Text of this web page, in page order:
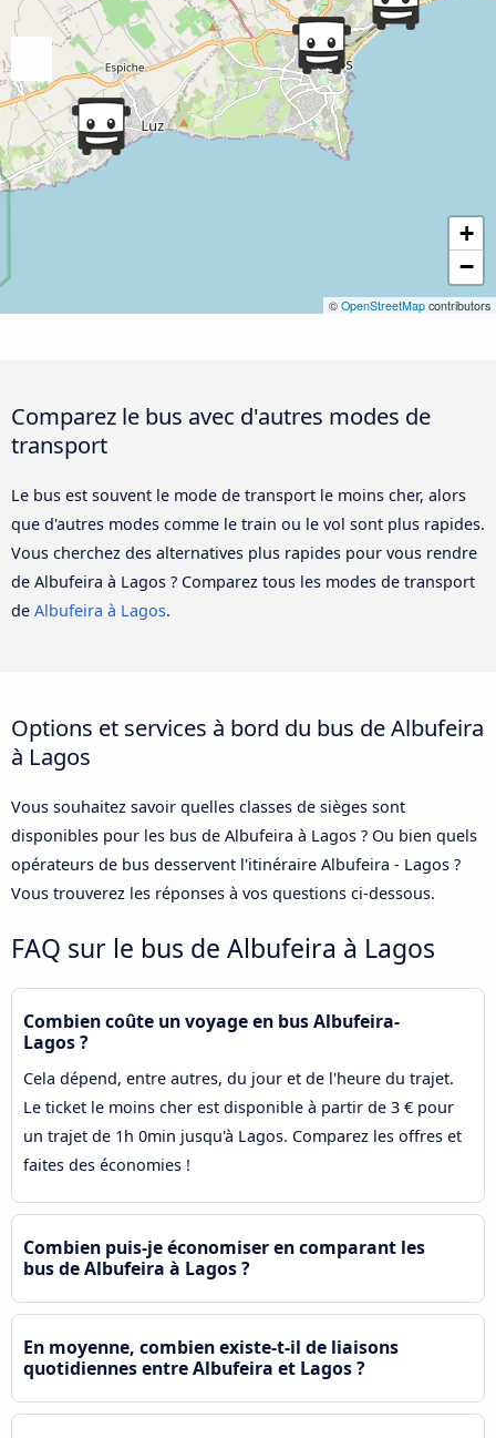
+
−
© OpenStreetMap contributors
Comparez le bus avec d'autres modes de
transport
Le bus est souvent le mode de transport le moins cher, alors
que d'autres modes comme le train ou le vol sont plus rapides.
Vous cherchez des alternatives plus rapides pour vous rendre
de Albufeira à Lagos ? Comparez tous les modes de transport
de Albufeira à Lagos.
Options et services à bord du bus de Albufeira
à Lagos
Vous souhaitez savoir quelles classes de sièges sont
disponibles pour les bus de Albufeira à Lagos ? Ou bien quels
opérateurs de bus desservent l'itinéraire Albufeira - Lagos ?
Vous trouverez les réponses à vos questions ci-dessous.
FAQ sur le bus de Albufeira à Lagos
Combien coûte un voyage en bus Albufeira-
Lagos ?
Cela dépend, entre autres, du jour et de l'heure du trajet.
Le ticket le moins cher est disponible à partir de 3 € pour
un trajet de 1h 0min jusqu'à Lagos. Comparez les offres et
faites des économies !
Combien puis-je économiser en comparant les
bus de Albufeira à Lagos ?
En moyenne, combien existe-t-il de liaisons
quotidiennes entre Albufeira et Lagos ?